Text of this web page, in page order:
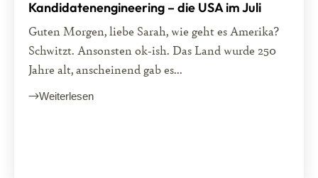
Kandidatenengineering – die USA im Juli
Guten Morgen, liebe Sarah, wie geht es Amerika?
Schwitzt. Ansonsten ok-ish. Das Land wurde 250
Jahre alt, anscheinend gab es...
Weiterlesen